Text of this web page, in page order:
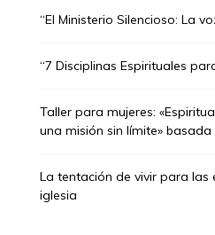
“El Ministerio Silencioso: La
“7 Disciplinas Espirituales
Taller para mujeres:
una misión sin límite» basada
La tentación de vivir para las
iglesia